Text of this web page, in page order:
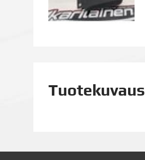
Tuotekuvaus